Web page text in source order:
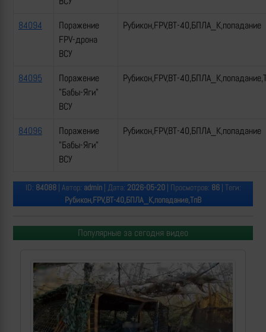
84094
Поражение
FPV-дрона
ВСУ
Рубикон,FPV,ВТ-40,БПЛА_К,попадание
84095
Поражение
"Бабы-Яги"
ВСУ
Рубикон,FPV,ВТ-
84096
Поражение
"Бабы-Яги"
ВСУ
Рубикон,FPV,ВТ-40,БПЛА_К,попадание
ID: 84088| Автор: admin| Дата: 2026-05-20| Просмотров: 86| Теги:
Рубикон,FPV,ВТ-40,БПЛА_К,попадание,ТпВ
Популярные за сегодня видео